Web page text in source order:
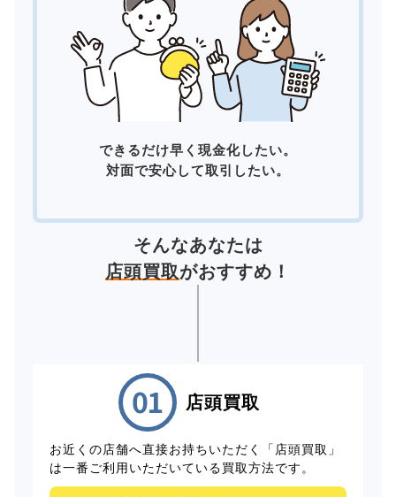
できるだけ早く現金化したい。
対面で安心して取引したい。
そんなあなたは
店頭買取がおすすめ！
店頭買取
お近くの店舗へ直接お持ちいただく「店頭買取」
は一番ご利用いただいている買取方法です。